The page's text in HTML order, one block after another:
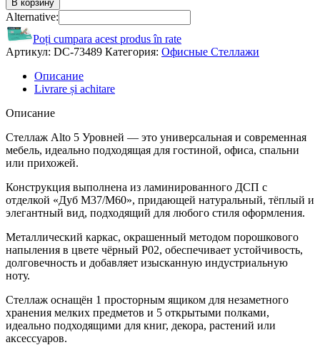
В корзину
Alternative:
Poți cumpara acest produs în rate
Артикул: DC-73489 Категория: Офисные Стеллажи
Описание
Livrare și achitare
Описание
Стеллаж Alto 5 Уровней — это универсальная и современная
мебель, идеально подходящая для гостиной, офиса, спальни
или прихожей.
Конструкция выполнена из ламинированного ДСП с
отделкой «Дуб M37/M60», придающей натуральный, тёплый и
элегантный вид, подходящий для любого стиля оформления.
Металлический каркас, окрашенный методом порошкового
напыления в цвете чёрный P02, обеспечивает устойчивость,
долговечность и добавляет изысканную индустриальную
ноту.
Стеллаж оснащён 1 просторным ящиком для незаметного
хранения мелких предметов и 5 открытыми полками,
идеально подходящими для книг, декора, растений или
аксессуаров.